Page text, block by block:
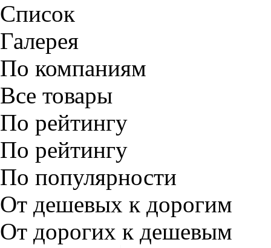
Список
Галерея
По компаниям
Все товары
По рейтингу
По рейтингу
По популярности
От дешевых к дорогим
От дорогих к дешевым